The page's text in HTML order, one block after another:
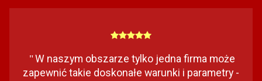
"W naszym obszarze tylko jedna firma może
zapewnić takie doskonałe warunki i parametry -